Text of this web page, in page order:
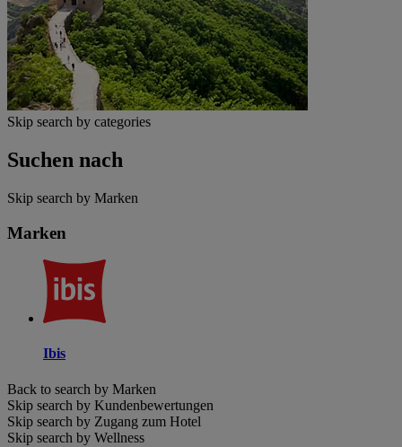
Skip search by categories
Suchen nach
Skip search by Marken
Marken
Ibis
Back to search by Marken
Skip search by Kundenbewertungen
Skip search by Zugang zum Hotel
Skip search by Wellness